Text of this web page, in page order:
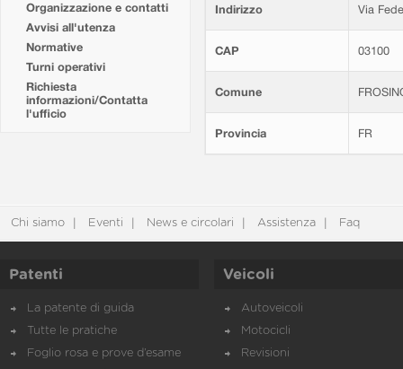
Organizzazione e contatti
Avvisi all'utenza
Normative
Turni operativi
Richiesta
informazioni/Contatta
l'ufficio
Indirizzo Via
CAP 03100
Comune
Provincia FR
Chi siamo Eventi News e circolari Assistenza Faq
Patenti
La patente di guida
Tutte le pratiche
Foglio rosa e prove d’esame
Veicoli
Autoveicoli
Motocicli
Revisioni